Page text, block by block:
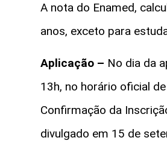
A nota do Enamed,
anos, exceto para
Aplicação – No dia da
13h, no horário oficial
Confirmação da
divulgado em 15 de